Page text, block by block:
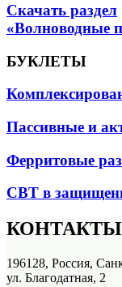
Скачать раздел
«Волноводные
БУКЛЕТЫ
Пассивные и
Ферритовые
СВТ в
КОНТАКТЫ
196128, Россия,
ул. Благодатная, 2